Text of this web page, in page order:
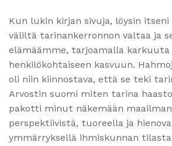
Kun lukin kirjan sivuja, löysin itseni
väliltä tarinankerronnon valtaa ja
elämäämme, tarjoamalla karkuuta
henkilökohtaiseen kasvuun.
oli niin kiinnostava, että se teki
Arvostin suomi miten tarina
pakotti minut näkemään
perspektiivistä, tuoreella ja
ymmärryksellä ihmiskunnan